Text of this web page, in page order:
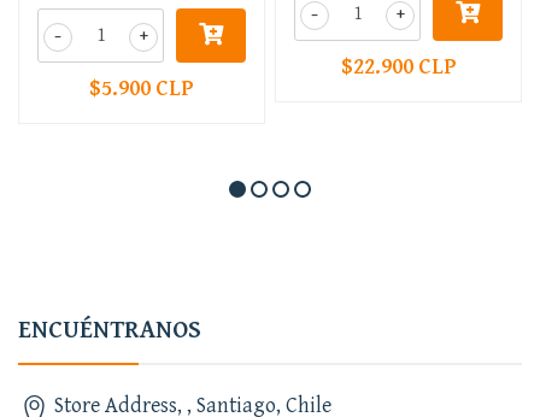
+
-
$5.900 CLP
+
-
$22.900 CLP
ENCUÉNTRANOS
Store Address, , Santiago, Chile